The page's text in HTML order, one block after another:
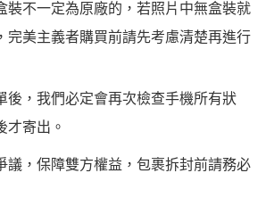
裝不一定為原廠的，若照片中無盒裝就
完美主義者購買前請先考慮清楚再進行
後，我們必定會再次檢查手機所有狀
才寄出。
議，保障雙方權益，包裹拆封前請務必